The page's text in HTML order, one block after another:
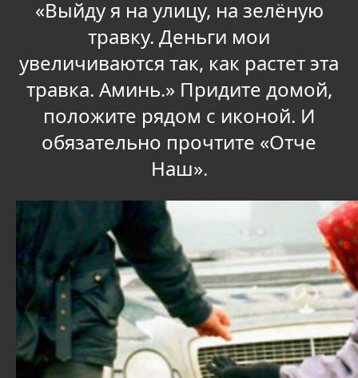
«Выйду я на улицу, на зелёную
травку. Деньги мои
увеличиваются так, как растет эта
травка. Аминь.» Придите домой,
положите рядом с иконой. И
обязательно прочтите «Отче
Наш».